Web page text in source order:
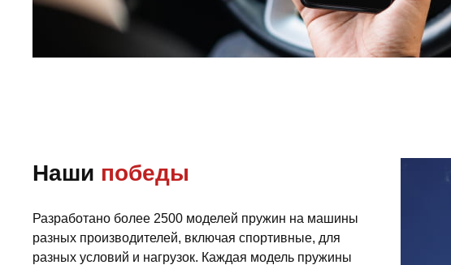
Наши победы
Разработано более 2500 моделей пружин на машины
разных производителей, включая спортивные, для
разных условий и нагрузок. Каждая модель пружины